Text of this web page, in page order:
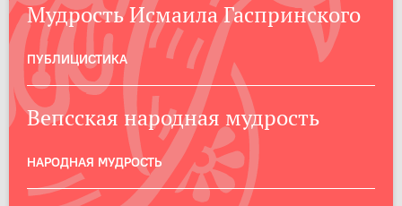
Мудрость Исмаила Гаспринского
ПУБЛИЦИСТИКА
Вепсская народная мудрость
НАРОДНАЯ МУДРОСТЬ